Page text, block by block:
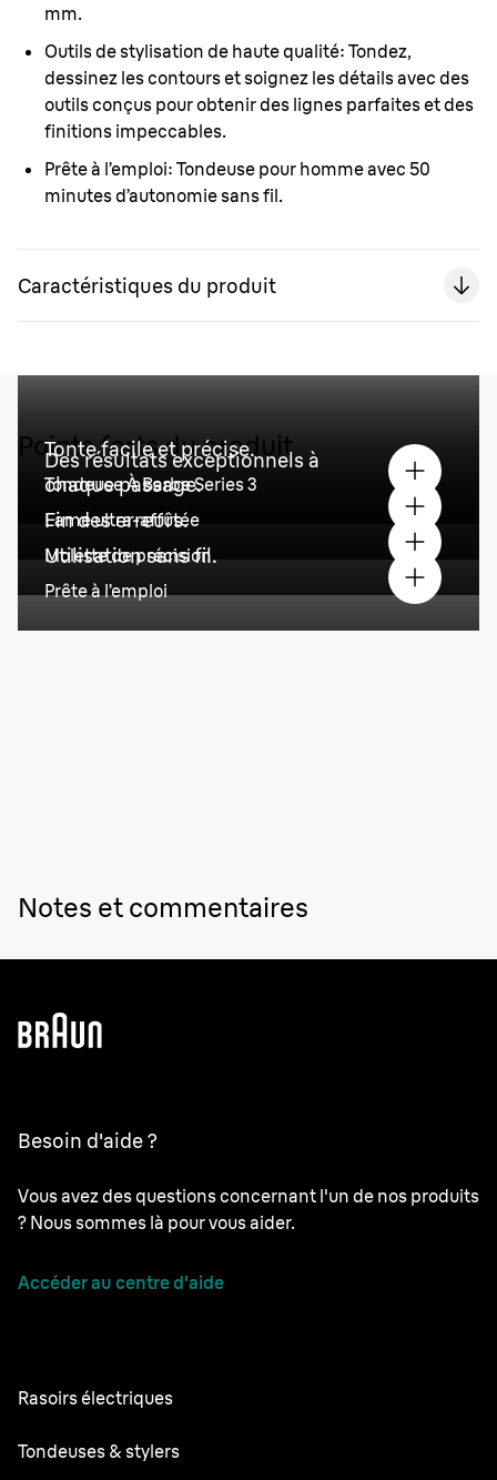
mm.
Outils de stylisation de haute qualité: Tondez,
dessinez les contours et soignez les détails avec des
outils conçus pour obtenir des lignes parfaites et des
finitions impeccables.
Prête à l’emploi: Tondeuse pour homme avec 50
minutes d’autonomie sans fil.
Caractéristiques du produit
Points forts du produit
Tonte facile et précise.
Tondeuse À Barbe Series 3
Des résultats exceptionnels à
chaque passage.
Lame ultra-affûtée
Fin des erreurs.
Molette de précision
Utilisation sans fil.
Prête à l’emploi
Notes et commentaires
Besoin d'aide ?
Vous avez des questions concernant l'un de nos produits
? Nous sommes là pour vous aider.
Accéder au centre d'aide
Rasoirs électriques
Series 9 Pro
Tondeuses & stylers